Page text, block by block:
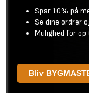
Spar 10% på
Se dine ordrer
Mulighed for
Bliv